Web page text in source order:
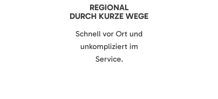
REGIONAL
DURCH KURZE WEGE
Schnell vor Ort und
unkompliziert im
Service.